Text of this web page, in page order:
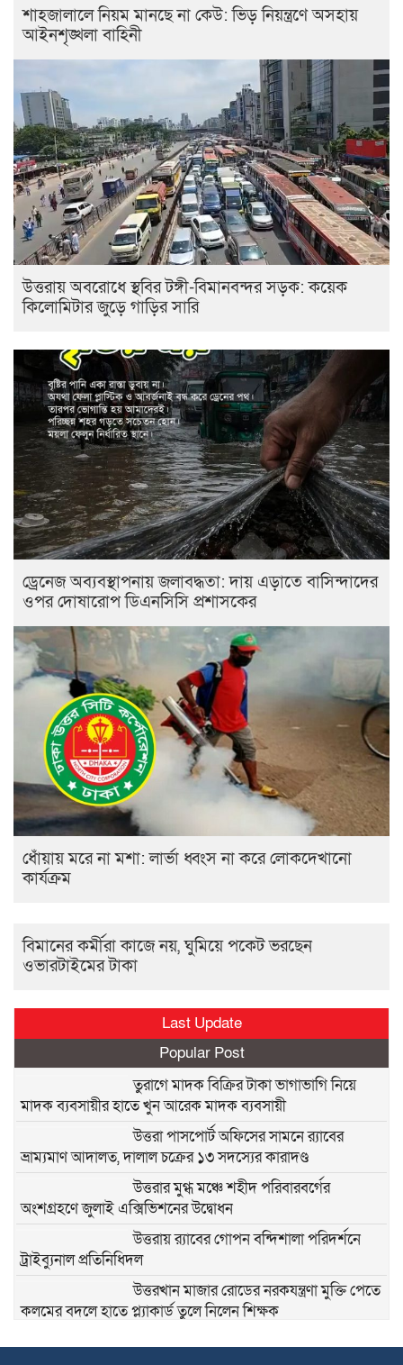
শাহজালালে নিয়ম মানছে না কেউ: ভিড় নিয়ন্ত্রণে অসহায়
আইনশৃঙ্খলা বাহিনী
উত্তরায় অবরোধে স্থবির টঙ্গী-বিমানবন্দর সড়ক: কয়েক
কিলোমিটার জুড়ে গাড়ির সারি
ড্রেনেজ অব্যবস্থাপনায় জলাবদ্ধতা: দায় এড়াতে বাসিন্দাদের
ওপর দোষারোপ ডিএনসিসি প্রশাসকের
ধোঁয়ায় মরে না মশা: লার্ভা ধ্বংস না করে লোকদেখানো
কার্যক্রম
বিমানের কর্মীরা কাজে নয়, ঘুমিয়ে পকেট ভরছেন
ওভারটাইমের টাকা
Last Update
Popular Post
তুরাগে মাদক বিক্রির টাকা ভাগাভাগি নিয়ে
মাদক ব্যবসায়ীর হাতে খুন আরেক মাদক ব্যবসায়ী
উত্তরা পাসপোর্ট অফিসের সামনে র‍্যাবের
ভ্রাম্যমাণ আদালত, দালাল চক্রের ১৩ সদস্যের কারাদণ্ড
উত্তরার মুগ্ধ মঞ্চে শহীদ পরিবারবর্গের
অংশগ্রহণে জুলাই এক্সিভিশনের উদ্বোধন
উত্তরায় র‍্যাবের গোপন বন্দিশালা পরিদর্শনে
ট্রাইব্যুনাল প্রতিনিধিদল
উত্তরখান মাজার রোডের নরকযন্ত্রণা মুক্তি পেতে
কলমের বদলে হাতে প্ল্যাকার্ড তুলে নিলেন শিক্ষক
তিতাসের গ্যাস গায়েব: সিলিন্ডারের চড়া দামে